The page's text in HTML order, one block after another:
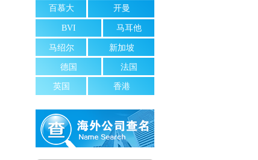
百慕大 开曼
BVI 马耳他
马绍尔 新加坡
德国 法国
英国 香港